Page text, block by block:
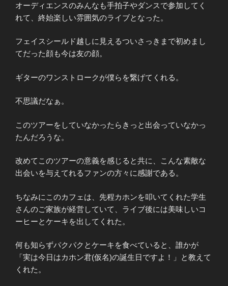
オーディエンスのみんなも手拍子やダンスで参加してく
れて、終始楽しい雰囲気のライブとなった。
フェイスシールド越しに見えるついさっきまで初めまし
てだった顔も今は友の顔。
ギターのワンストロークが僕らを繋げてくれる。
不思議だなぁ。
このツアーをしていなかったらきっと出会っていなかっ
たんだろうな。
改めてこのツアーの意義を感じると共に、こんな素敵な
出会いを与えてれるファンの方々に感謝である。
ちなみにこのカフェは、先程カホンを叩いてくれた学生
さんのご家族が経営していて、ライブ後には美味しいコ
ーヒーとケーキを出してくれた。
何も知らずパクパクとケーキを食べていると、誰かが
「実は今日はカホン君(仮名)の誕生日ですよ！」と教えて
くれた。